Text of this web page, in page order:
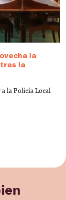
la
la
la Policía Local